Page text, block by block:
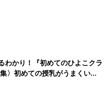
わかり！『初めてのひよこクラ
〉初めての授乳がうまくい
の基本と夏のトラブル 解決テ